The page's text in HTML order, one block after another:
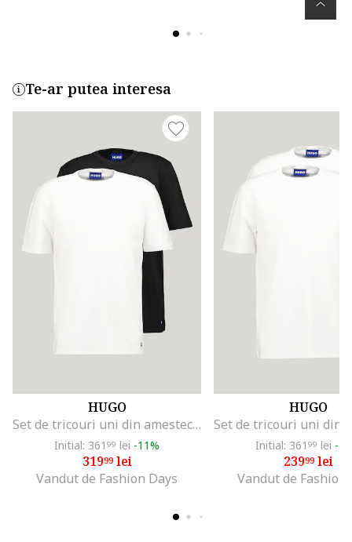
Te-ar putea interesa
HUGO
Set de tricouri uni din amestec de bumbac - 2 piese, Negru/Alb optic
Initial: 361 99 lei -11%
31999lei
Vandut de Fashion Days
HUGO
Initial: 361 99 lei -
23999lei
Vandut de Fashion